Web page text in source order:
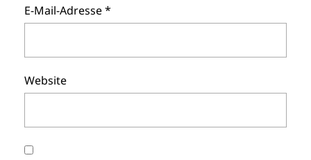
E-Mail-Adresse*
Website